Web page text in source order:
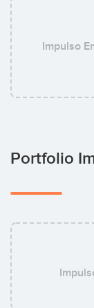
Impulso
Portfolio